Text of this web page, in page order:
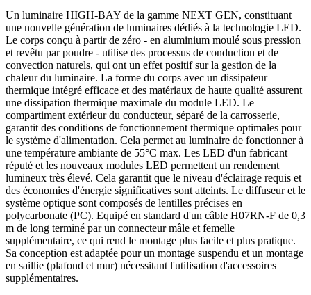
Un luminaire HIGH-BAY de la gamme NEXT GEN, constituant
une nouvelle génération de luminaires dédiés à la technologie LED.
Le corps conçu à partir de zéro - en aluminium moulé sous pression
et revêtu par poudre - utilise des processus de conduction et de
convection naturels, qui ont un effet positif sur la gestion de la
chaleur du luminaire. La forme du corps avec un dissipateur
thermique intégré efficace et des matériaux de haute qualité assurent
une dissipation thermique maximale du module LED. Le
compartiment extérieur du conducteur, séparé de la carrosserie,
garantit des conditions de fonctionnement thermique optimales pour
le système d'alimentation. Cela permet au luminaire de fonctionner à
une température ambiante de 55°C max. Les LED d'un fabricant
réputé et les nouveaux modules LED permettent un rendement
lumineux très élevé. Cela garantit que le niveau d'éclairage requis et
des économies d'énergie significatives sont atteints. Le diffuseur et le
système optique sont composés de lentilles précises en
polycarbonate (PC). Equipé en standard d'un câble H07RN-F de 0,3
m de long terminé par un connecteur mâle et femelle
supplémentaire, ce qui rend le montage plus facile et plus pratique.
Sa conception est adaptée pour un montage suspendu et un montage
en saillie (plafond et mur) nécessitant l'utilisation d'accessoires
supplémentaires.